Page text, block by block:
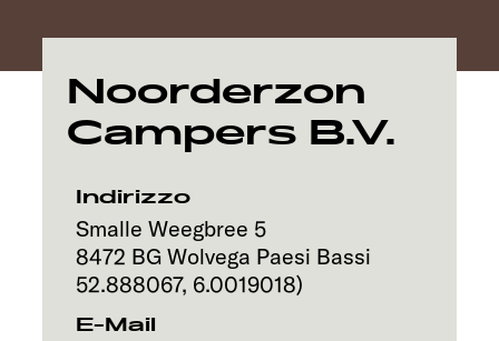
Ricerca concessionari
Scoprire
Servizi
Noorderzon
Campers B.V.
Indirizzo
Smalle Weegbree 5
8472 BG Wolvega Paesi Bassi
52.888067, 6.0019018)
E-Mail